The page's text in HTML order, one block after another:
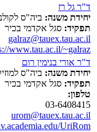
ד"ר גל רז
יחידת משנה: ביה"ס
תפקיד: סגל אקדמי בכיר
galraz@tauex.tau.ac.il
www.tau.ac.il/~galraz/
ד"ר אורי בנימין רום
יחידת משנה: ביה"ס
תפקיד: סגל אקדמי בכיר
טלפון:
03-6408415
urom@tauex.tau.ac.il
UriRom